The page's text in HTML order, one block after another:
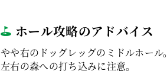
ホール攻略のアドバイス
やや右のドッグレッグのミドルホール。
左右の森への打ち込みに注意。